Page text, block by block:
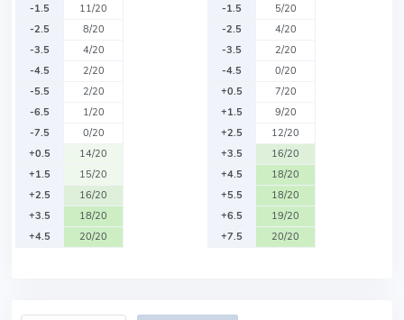
-1.5
11/20
-2.5
8/20
-3.5
4/20
-4.5
2/20
-5.5
2/20
-6.5
1/20
-7.5
0/20
+0.5
14/20
+1.5
15/20
+2.5
16/20
+3.5
18/20
+4.5
20/20
-1.5
5/20
-2.5
4/20
-3.5
2/20
-4.5
0/20
+0.5
7/20
+1.5
9/20
+2.5
12/20
+3.5
16/20
+4.5
18/20
+5.5
18/20
+6.5
19/20
+7.5
20/20